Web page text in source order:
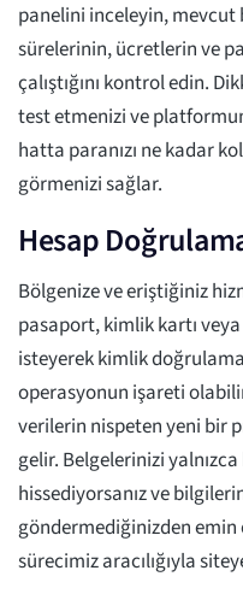
panelini inceleyin,
sürelerinin, ücretlerin ve
çalıştığını kontrol edin.
test etmenizi ve
hatta paranızı ne kadar
görmenizi sağlar.
Hesap
Bölgenize ve eriştiğiniz
pasaport, kimlik kartı
isteyerek kimlik
operasyonun işareti
verilerin nispeten yeni bir
gelir. Belgelerinizi
hissediyorsanız ve
göndermediğinizden emin
sürecimiz aracılığıyla